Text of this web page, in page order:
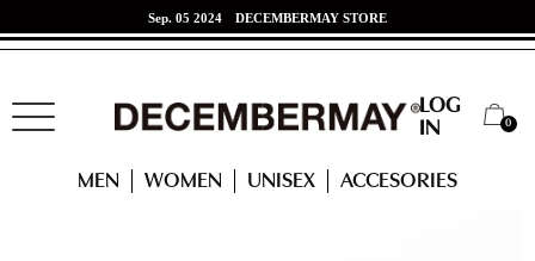
Jun. 07 2024東海道新幹線 x DECEMBERMAYコラボ！
LOG
IN
0
MEN WOMEN UNISEX ACCESORIES
ACCESSORIES Honeycomb Mesh Stand Caddy